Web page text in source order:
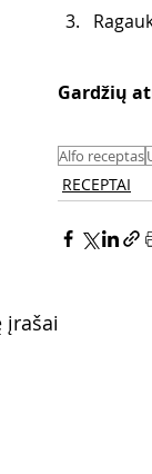
Gardžių
Alfo receptas
RECEPTAI
įrašai